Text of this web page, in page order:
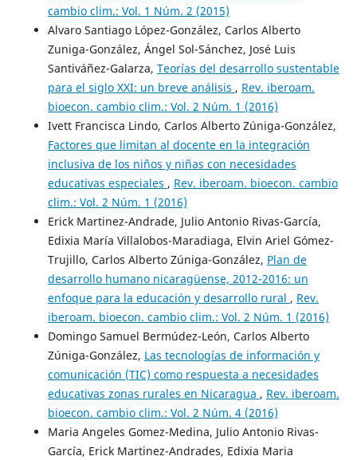
cambio clim.: Vol. 1 Núm. 2 (2015)
Alvaro Santiago López-González, Carlos Alberto
Zuniga-González, Ángel Sol-Sánchez, José Luis
Santiváñez-Galarza, Teorías del desarrollo sustentable
para el siglo XXI: un breve análisis , Rev. iberoam.
bioecon. cambio clim.: Vol. 2 Núm. 1 (2016)
Ivett Francisca Lindo, Carlos Alberto Zúniga-González,
Factores que limitan al docente en la integración
inclusiva de los niños y niñas con necesidades
educativas especiales , Rev. iberoam. bioecon. cambio
clim.: Vol. 2 Núm. 1 (2016)
Erick Martinez-Andrade, Julio Antonio Rivas-García,
Edixia María Villalobos-Maradiaga, Elvin Ariel Gómez-
Trujillo, Carlos Alberto Zúniga-González, Plan de
desarrollo humano nicaragüense, 2012-2016: un
enfoque para la educación y desarrollo rural , Rev.
iberoam. bioecon. cambio clim.: Vol. 2 Núm. 1 (2016)
Domingo Samuel Bermúdez-León, Carlos Alberto
Zúniga-González, Las tecnologías de información y
comunicación (TIC) como respuesta a necesidades
educativas zonas rurales en Nicaragua , Rev. iberoam.
bioecon. cambio clim.: Vol. 2 Núm. 4 (2016)
Maria Angeles Gomez-Medina, Julio Antonio Rivas-
García, Erick Martinez-Andrades, Edixia Maria